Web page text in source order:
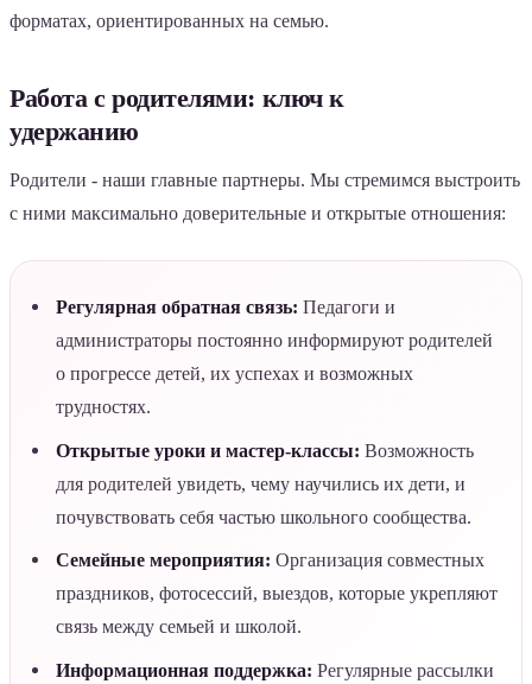
форматах, ориентированных на семью.
Работа с родителями: ключ к
удержанию
Родители - наши главные партнеры. Мы стремимся выстроить
с ними максимально доверительные и открытые отношения:
Регулярная обратная связь: Педагоги и
администраторы постоянно информируют родителей
о прогрессе детей, их успехах и возможных
трудностях.
Открытые уроки и мастер-классы: Возможность
для родителей увидеть, чему научились их дети, и
почувствовать себя частью школьного сообщества.
Семейные мероприятия: Организация совместных
праздников, фотосессий, выездов, которые укрепляют
связь между семьей и школой.
Информационная поддержка: Регулярные рассылки